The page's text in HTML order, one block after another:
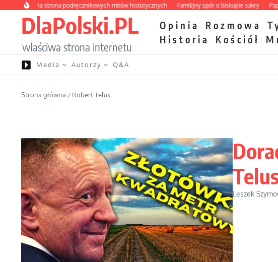
Przejdź do treści
Ciemna strona podręcznikowych mitów historycznych Familijny spór o biskupie sakry
DlaPolski.PL
właściwa strona internetu
Opinia Rozmowa
Historia
Kościół
Media Autorzy Q&A
Strona główna / Robert Telus
Leszek